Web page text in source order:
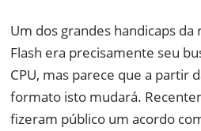
NVIDIA
SOFTWARE
NOTEBOOKS
NOKIA
DOWNLOADS
Um dos grandes handicaps
Flash era precisamente seu
CPU, mas parece que a partir
formato isto mudará.
fizeram público um acordo